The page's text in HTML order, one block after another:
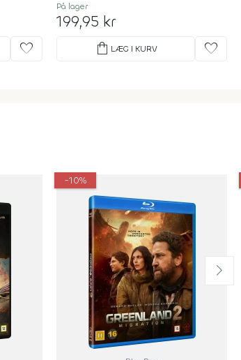
favorite
På lager
199,95 kr
shopping_bag LÆG I KURV favorite
-10%